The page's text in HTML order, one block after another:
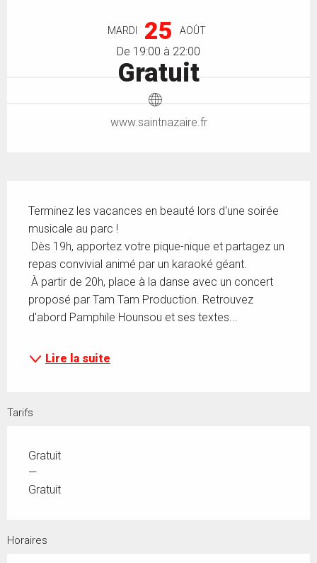
MARDI 25 AOÛT
De 19:00 à 22:00
Gratuit
www.saintnazaire.fr
Terminez les vacances en beauté lors d'une soirée
musicale au parc !
repas convivial animé par un karaoké géant.
proposé par Tam Tam Production. Retrouvez
d'abord Pamphile Hounsou et ses textes...
Lire la suite
Tarifs
Gratuit
—
Gratuit
Horaires